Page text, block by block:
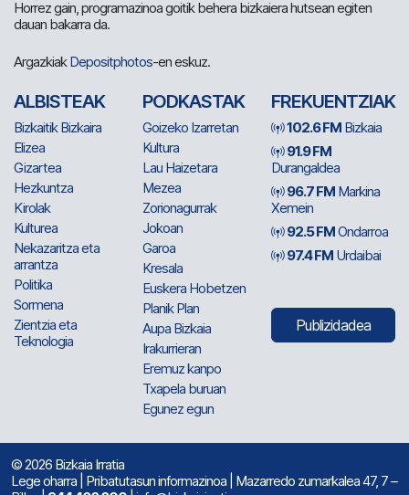
Horrez gain, programazinoa goitik behera bizkaiera hutsean egiten
dauan bakarra da.
ArgazkiakDepositphotos-en eskuz.
ALBISTEAK
Bizkaitik Bizkaira
Elizea
Gizartea
Hezkuntza
Kirolak
Kulturea
Nekazaritza eta
arrantza
Politika
Sormena
Zientzia eta
Teknologia
PODKASTAK
Goizeko Izarretan
Kultura
Lau Haizetara
Mezea
Zorionagurrak
Jokoan
Garoa
Kresala
Euskera Hobetzen
Planik Plan
Aupa Bizkaia
Irakurrieran
Eremuz kanpo
Txapela buruan
Egunez egun
FREKUENTZIAK
102.6 FM Bizkaia
91.9 FM
Durangaldea
96.7 FM Markina
Xemein
92.5 FMOndarroa
97.4 FM Urdaibai
Publizidadea
© 2026 Bizkaia Irratia
Lege oharra Pribatutasun informazinoa | Mazarredo zumarkalea 47, 7 –